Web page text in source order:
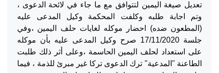
تعديل صيغة اليمين لتتوافق مع ما جاء في لائحة الدعوى ،
وتم اجابة طلبه وكلفت المحكمة وكيل المدعى عليه
(المطعون ضده) احضار موكله لغايات حلف اليمين ،وفي
جلسة 17/11/2020 صرح وكيل المدعى عليه بأن موكله
على استعداد لحلف اليمين الحاسمة ،وعلى أثر ذلك طلبت
الطاعنة "المدعية" ترك الدعوى تركا غير مبرئ للذمة ، فيما